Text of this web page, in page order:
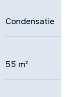
Condensatie
55 m²